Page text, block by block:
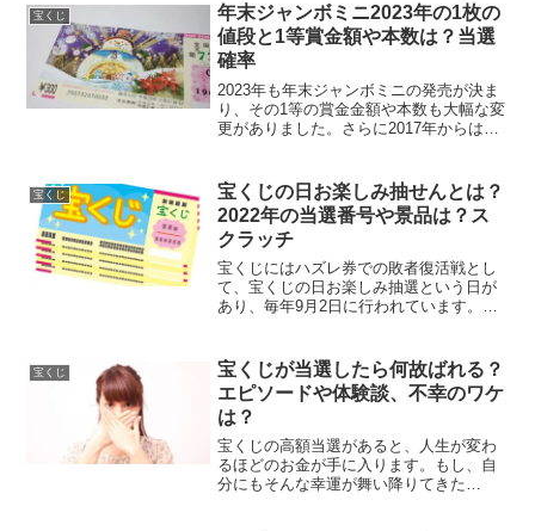
宝くじ
年末ジャンボミニ2023年の1枚の
値段と1等賞金額や本数は？当選
確率
2023年も年末ジャンボミニの発売が決ま
り、その1等の賞金金額や本数も大幅な変
更がありました。さらに2017年からは「1
ボミニの1等賞金額はいくらなのか。そし
て、そ...
宝くじ
宝くじの日お楽しみ抽せんとは？
2022年の当選番号や景品は？ス
クラッチ
宝くじにはハズレ券での敗者復活戦とし
て、宝くじの日お楽しみ抽選という日が
あり、毎年9月2日に行われています。で
り、実は毎年のように1億円以上の高額当
選金も「未換金のまま...
宝くじ
宝くじが当選したら何故ばれる？
エピソードや体験談、不幸のワケ
は？
宝くじの高額当選があると、人生が変わ
るほどのお金が手に入ります。もし、自
分にもそんな幸運が舞い降りてきた